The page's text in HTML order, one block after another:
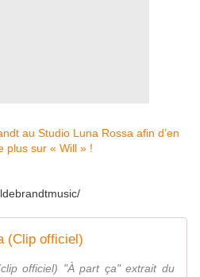
(Clip officiel)
officiel) "À part ça" extrait du